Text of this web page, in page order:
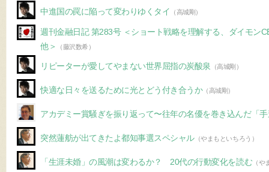
中進国の罠に陥って変わりゆくタイ （高城剛）
週刊金融日記 第283号 ＜ショート戦略を理解する、ダイモン
他＞
（藤沢数希）
リピーターが愛してやまない世界屈指の炭酸泉 （高城剛）
快適な日々を送るために光とどう付き合うか（高城剛）
アカデミー賞騒ぎを振り返って〜往年の名優を巻き込んだ「
突然蓮舫が出てきたよ都知事選スペシャル（やまもといちろう）
「生涯未婚」の風潮は変わるか？ 20代の行動変化を読む （や